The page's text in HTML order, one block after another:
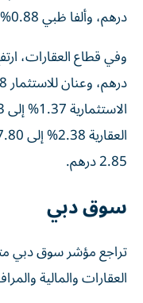
درهم، وألفا ظبي 0.88% إلى 7.85 درهم.
2.85 درهم.
سوق دبي
تراجع مؤشر سوق دبي
العقارات والمالية